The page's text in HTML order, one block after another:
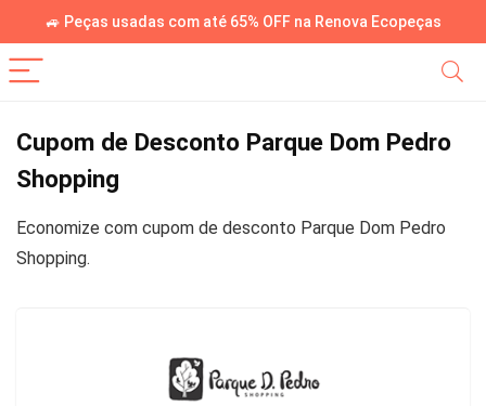
🚙 Peças usadas com até 65% OFF na Renova Ecopeças
Cupom de Desconto Parque Dom Pedro
Shopping
Economize com cupom de desconto Parque Dom Pedro
Shopping.